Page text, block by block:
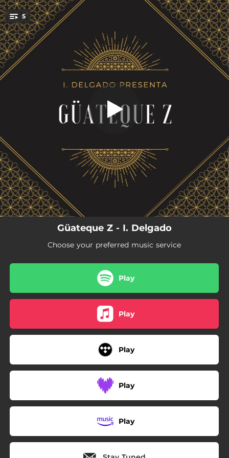
5 No es tan profundo
No es tan profundo
02:43
Ahora que sé
03:12
Que Le Den A Ser Feliz
Güateque Z - I. Delgado
Choose your preferred music service
Play
Play
Play
Play
Play
.